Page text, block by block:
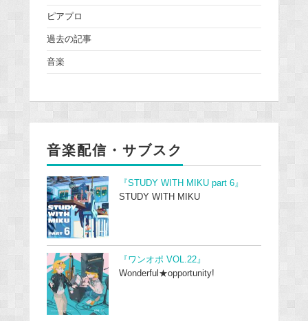
ピアプロ
過去の記事
音楽
音楽配信・サブスク
『STUDY WITH MIKU part 6』
STUDY WITH MIKU
『ワンオポ VOL.22』
Wonderful★opportunity!